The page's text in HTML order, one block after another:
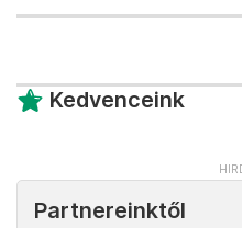
Kedvenceink
Partnereinktől